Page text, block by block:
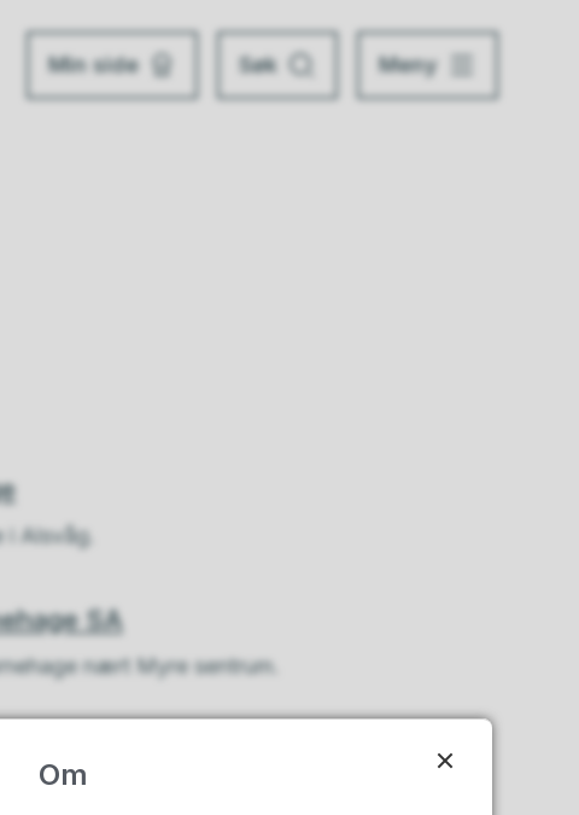
Min side Søk Meny
i Alsvåg.
SA
nært Myre sentrum.
Om